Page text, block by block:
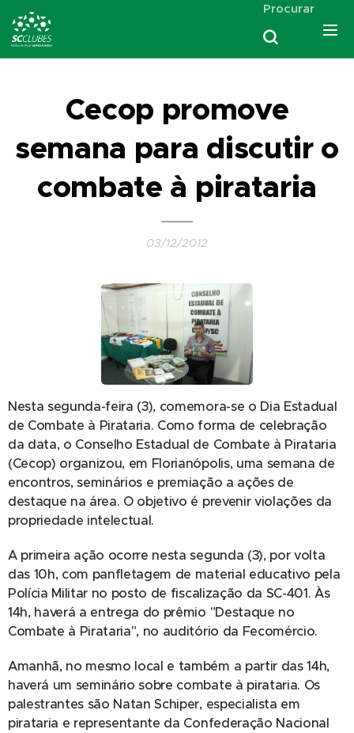
Procurar
Cecop promove
semana para discutir o
combate à pirataria
03/12/2012
Nesta segunda-feira (3), comemora-se o Dia Estadual
de Combate à Pirataria. Como forma de celebração
da data, o Conselho Estadual de Combate à Pirataria
(Cecop) organizou, em Florianópolis, uma semana de
encontros, seminários e premiação a ações de
destaque na área. O objetivo é prevenir violações da
propriedade intelectual.
A primeira ação ocorre nesta segunda (3), por volta
das 10h, com panfletagem de material educativo pela
Polícia Militar no posto de fiscalização da SC-401. Às
14h, haverá a entrega do prêmio "Destaque no
Combate à Pirataria", no auditório da Fecomércio.
Amanhã, no mesmo local e também a partir das 14h,
haverá um seminário sobre combate à pirataria. Os
palestrantes são Natan Schiper, especialista em
pirataria e representante da Confederação Nacional